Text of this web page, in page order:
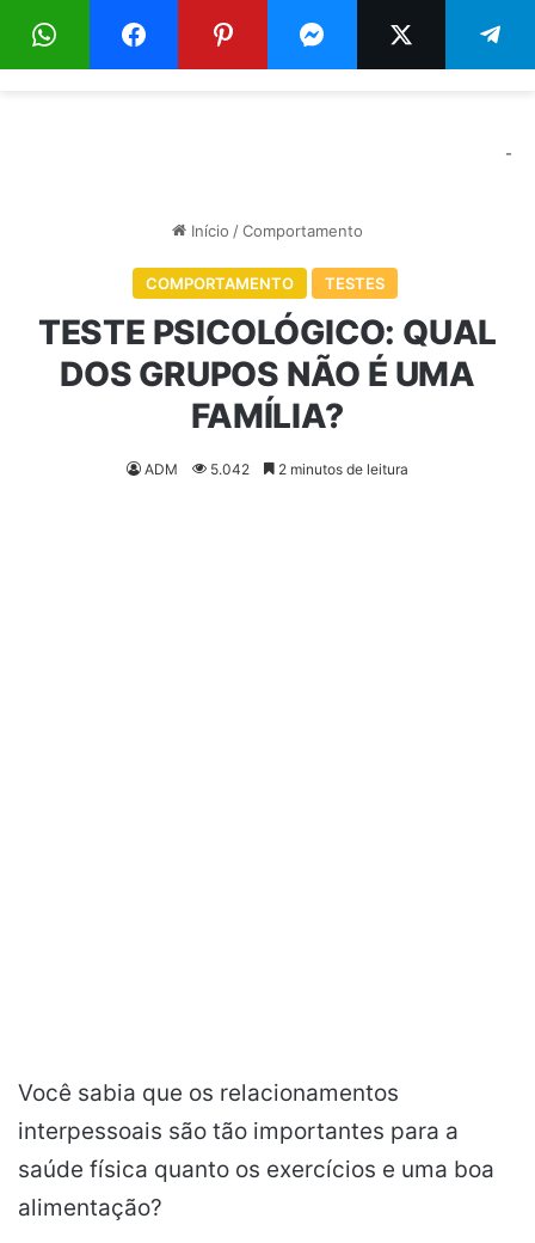
Menu
-
Início /Comportamento
COMPORTAMENTO TESTES
TESTE PSICOLÓGICO: QUAL
DOS GRUPOS NÃO É UMA
FAMÍLIA?
ADM 5.042 2 minutos de leitura
Você sabia que os relacionamentos
interpessoais são tão importantes para a
saúde física quanto os exercícios e uma boa
alimentação?